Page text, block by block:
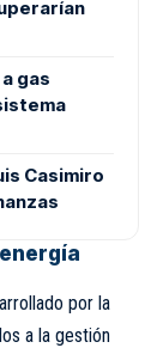
gas
Casimiro
por la
a la gestión